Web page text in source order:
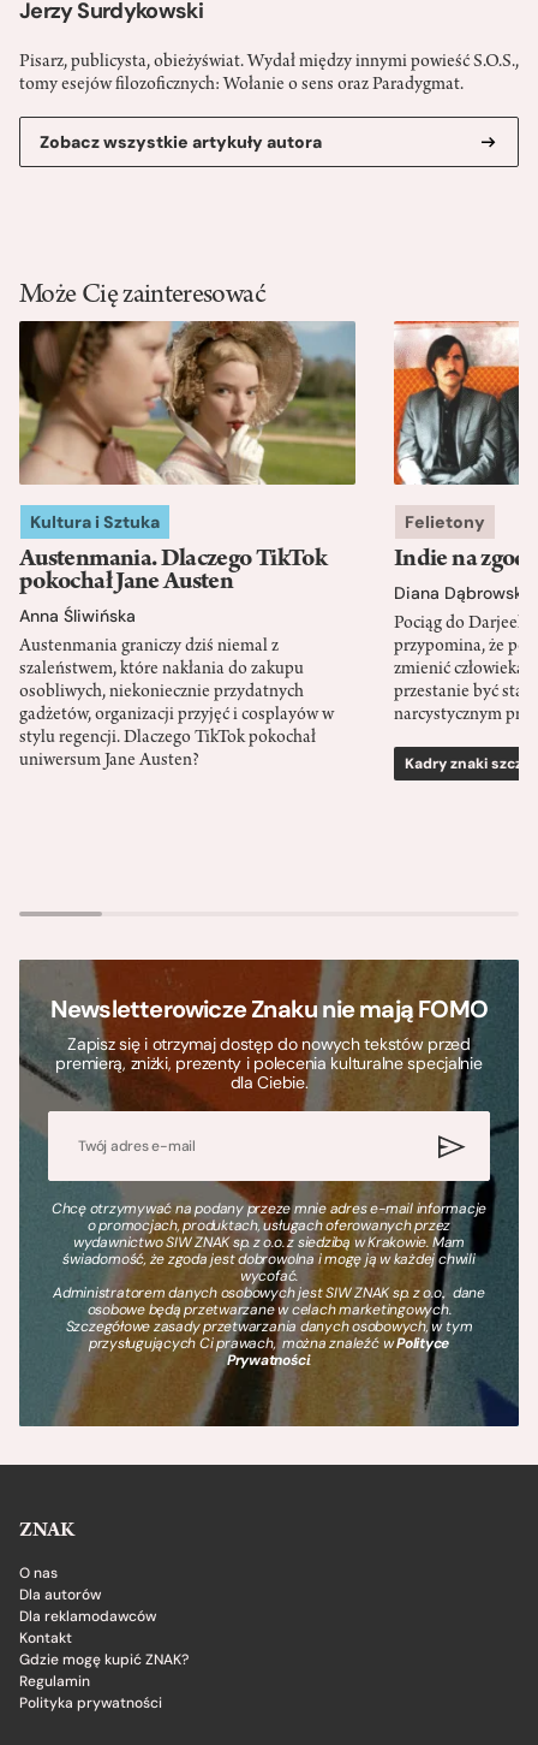
Jerzy Surdykowski
Pisarz, publicysta, obieżyświat. Wydał między innymi powieść S.O.S.,
tomy esejów filozoficznych: Wołanie o sens oraz Paradygmat.
Zobacz wszystkie artykuły autora
Może Cię zainteresować
Kultura i Sztuka
Austenmania. Dlaczego TikTok
pokochał Jane Austen
Anna Śliwińska
Austenmania graniczy dziś niemal z
szaleństwem, które nakłania do zakupu
osobliwych, niekoniecznie przydatnych
gadżetów, organizacji przyjęć i cosplayów w
stylu regencji. Dlaczego TikTok pokochał
uniwersum Jane Austen?
Felietony
Indie na
Diana Dąbrowska
Pociąg do
przypomina, że
zmienić człowieka
przestanie być
narcystycznym
Kadry znaki
Newsletterowicze Znaku nie mają FOMO
Zapisz się i otrzymaj dostęp do nowych tekstów przed
premierą, zniżki, prezenty i polecenia kulturalne specjalnie
dla Ciebie.
Chcę otrzymywać na podany przeze mnie adres e-mail informacje
o promocjach, produktach, usługach oferowanych przez
wydawnictwo SIW ZNAK sp. z o.o. z siedzibą w Krakowie. Mam
świadomość, że zgoda jest dobrowolna i mogę ją w każdej chwili
wycofać.
Administratorem danych osobowych jest SIW ZNAK sp. z o.o., dane
osobowe będą przetwarzane w celach marketingowych.
Szczegółowe zasady przetwarzania danych osobowych, w tym
przysługujących Ci prawach, można znaleźć wPolityce
Prywatności.
ZNAK
O nas
Dla autorów
Dla reklamodawców
Kontakt
Gdzie mogę kupić ZNAK?
Regulamin
Polityka prywatności